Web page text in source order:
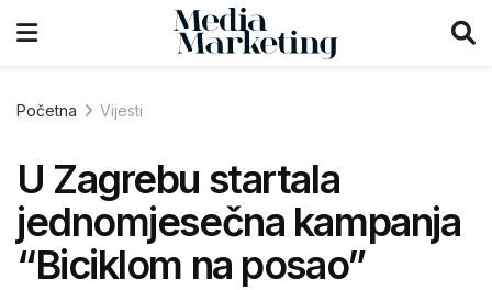
Početna Vijesti
U Zagrebu startala
jednomjesečna kampanja
“Biciklom na posao”